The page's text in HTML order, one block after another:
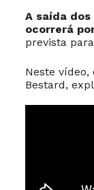
A saída
ocorrerá
prevista
Neste vídeo,
Bestard,